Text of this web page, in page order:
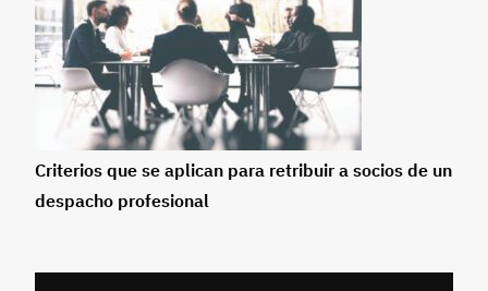
Criterios que se aplican para retribuir a socios de un
despacho profesional